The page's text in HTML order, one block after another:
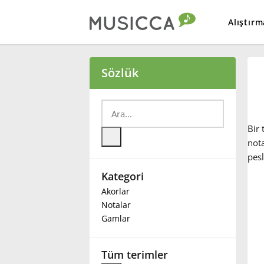
Български
Deutsch
Español
Sözlük
Kategori
Akorlar
Notalar
Gamlar
Tüm terimler
Bir